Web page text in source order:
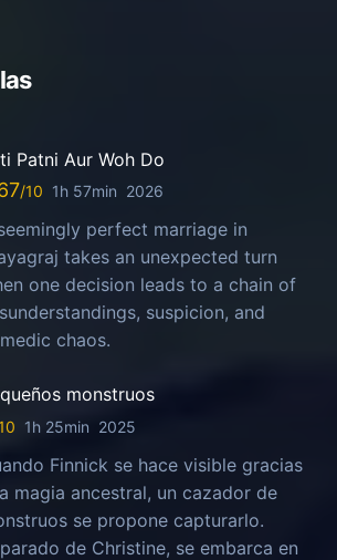
Patni Aur Woh Do
1h 57min 2026
perfect marriage in
takes an unexpected turn
one decision leads to a chain of
suspicion, and
chaos.
monstruos
1h 25min 2025
Finnick se hace visible gracias
magia ancestral, un cazador de
se propone capturarlo.
de Christine, se embarca en